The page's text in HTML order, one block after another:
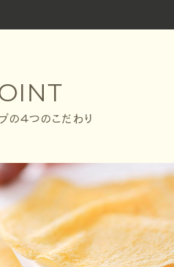
の４つのこだわり